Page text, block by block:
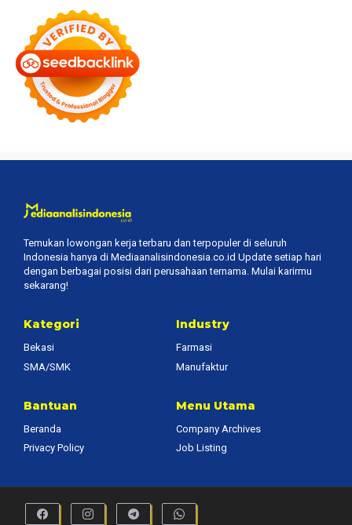
Temukan lowongan kerja terbaru dan terpopuler di seluruh
Indonesia hanya di Mediaanalisindonesia.co.id Update setiap hari
dengan berbagai posisi dari perusahaan ternama. Mulai karirmu
sekarang!
Kategori
Bekasi
SMA/SMK
Industry
Farmasi
Manufaktur
Bantuan
Beranda
Privacy Policy
Menu Utama
Company Archives
Job Listing